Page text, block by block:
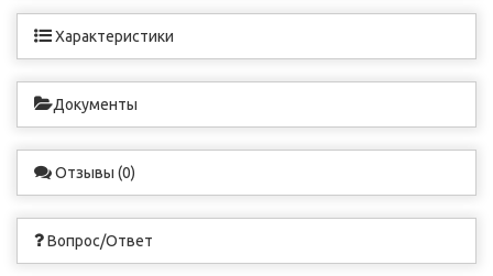
Характеристики
Документы
Отзывы (0)
Вопрос/Ответ